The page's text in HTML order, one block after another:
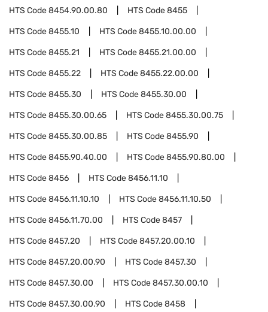
HTS Code8454.90.00.80 HTS Code8455
HTS Code8455.10 HTS Code8455.10.00.00
HTS Code8455.21 HTS Code8455.21.00.00
HTS Code8455.22 HTS Code8455.22.00.00
HTS Code8455.30 HTS Code8455.30.00
HTS Code8455.30.00.65 HTS Code8455.30.00.75
HTS Code8455.30.00.85 HTS Code8455.90
HTS Code8455.90.40.00 HTS Code8455.90.80.00
HTS Code8456 HTS Code8456.11.10
HTS Code8456.11.10.10 HTS Code8456.11.10.50
HTS Code8456.11.70.00 HTS Code8457
HTS Code8457.20 HTS Code8457.20.00.10
HTS Code8457.20.00.90 HTS Code8457.30
HTS Code8457.30.00 HTS Code8457.30.00.10
HTS Code8457.30.00.90 HTS Code8458